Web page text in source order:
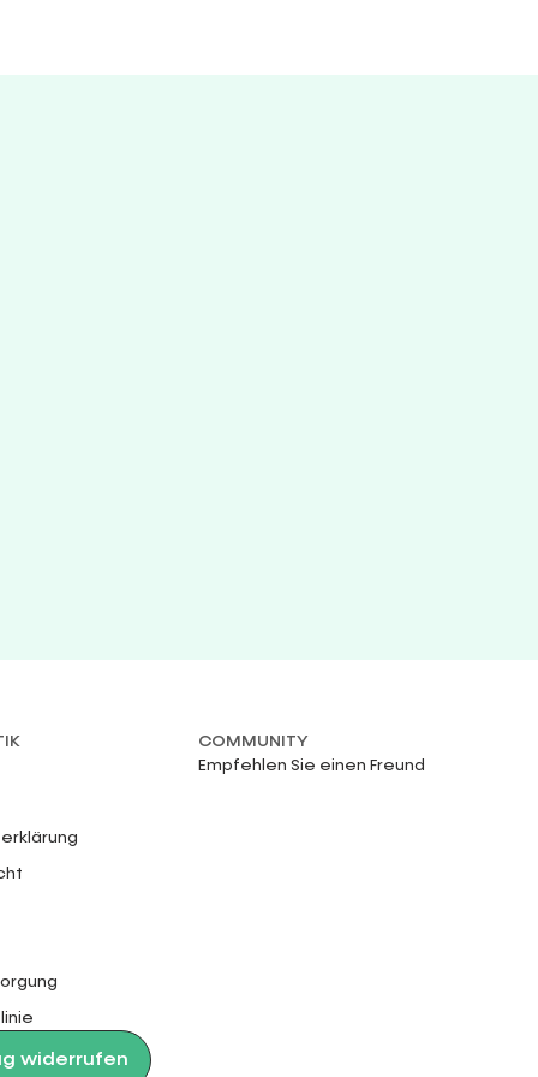
widerrufen
COMMUNITY
Empfehlen Sie einen Freund